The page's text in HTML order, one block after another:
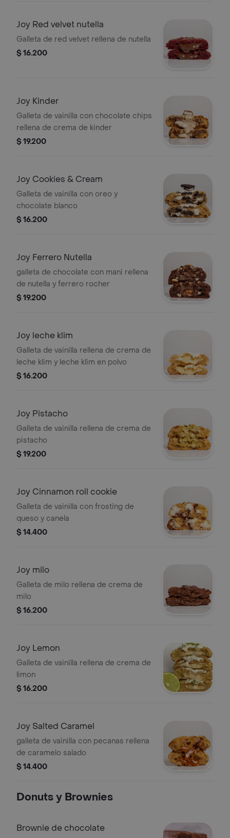
Joy Red velvet nutella
Galleta de red velvet rellena de nutella
$ 16.200
Joy Kinder
Galleta de vainilla con chocolate chips
rellena de crema de kinder
$ 19.200
Joy Cookies & Cream
Galleta de vainilla con oreo y
chocolate blanco
$ 16.200
Joy Ferrero Nutella
galleta de chocolate con mani rellena
de nutella y ferrero rocher
$ 19.200
Joy leche klim
Galleta de vainilla rellena de crema de
leche klim y leche klim en polvo
$ 16.200
Joy Pistacho
Galleta de vainilla rellena de crema de
pistacho
$ 19.200
Joy Cinnamon roll cookie
Galleta de vainilla con frosting de
queso y canela
$ 14.400
Joy milo
Galleta de milo rellena de crema de
milo
$ 16.200
Joy Lemon
Galleta de vainilla rellena de crema de
limon
$ 16.200
Joy Salted Caramel
galleta de vainilla con pecanas rellena
de caramelo salado
$ 14.400
Donuts y Brownies
Brownie de chocolate